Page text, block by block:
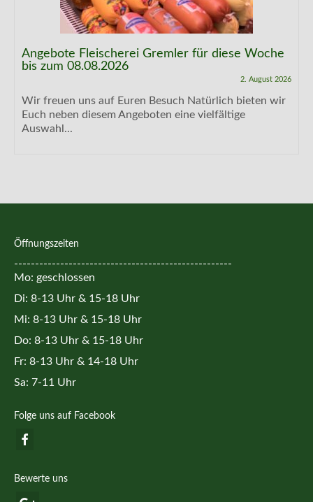
Angebote Fleischerei Gremler für diese Woche
bis zum 08.08.2026
2. August 2026
Wir freuen uns auf Euren Besuch Natürlich bieten wir
Euch neben diesem Angeboten eine vielfältige
Auswahl...
Öffnungszeiten
----------------------------------------------------
Mo: geschlossen
Di: 8-13 Uhr & 15-18 Uhr
Mi: 8-13 Uhr & 15-18 Uhr
Do: 8-13 Uhr & 15-18 Uhr
Fr: 8-13 Uhr & 14-18 Uhr
Sa: 7-11 Uhr
Folge uns auf Facebook
Bewerte uns